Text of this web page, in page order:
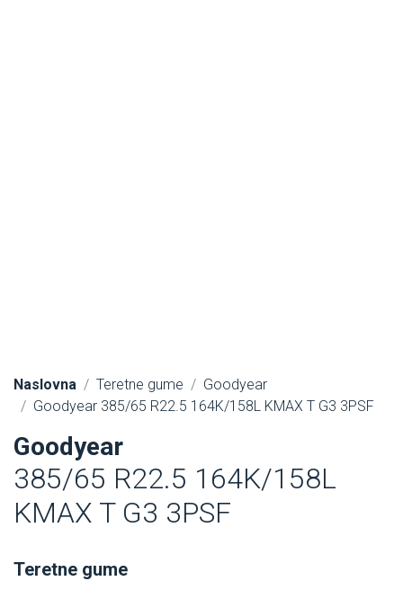
Naslovna Teretne gume
Goodyear
Goodyear 385/65 R22.5 164K/158L KMAX T G3 3PSF
Goodyear
385/65 R22.5 164K/158L
KMAX T G3 3PSF
Teretne gume